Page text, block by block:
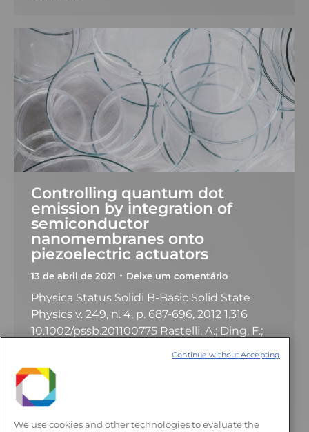
Controlling quantum dot
emission by integration of
semiconductor
nanomembranes onto
piezoelectric actuators
13 de abril de 2021 Deixe um comentário
Physica Status Solidi B-Basic Solid State
Physics v. 249, n. 4, p. 687-696, 2012 1.316
10.1002/pssb.201100775 Rastelli, A.; Ding, F.;
C.; Malachias, A.; Atkinson, P.; Zallo, E.; Zander,
T.; Herklotz, A.; Singh, R.; Krápek, V.; Schröter,
J. R.; Kiravittaya, S.; Hafenbrak, R.; Jöns, K. D.;
We use cookies and other technologies to evaluate the
Continue without Accepting